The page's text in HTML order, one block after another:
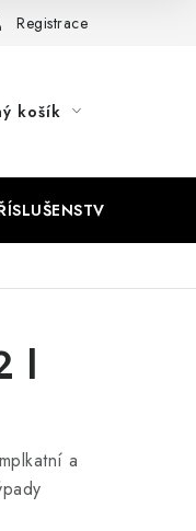
Registrace
košík
l
a